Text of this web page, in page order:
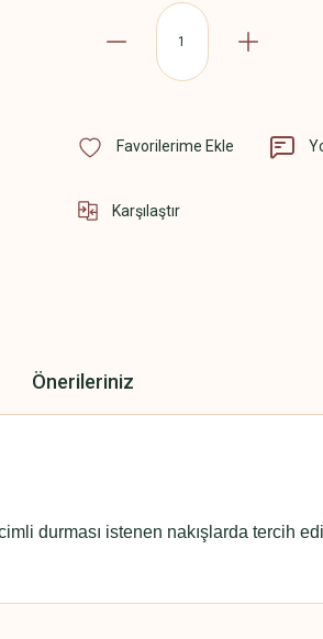
Karşılaştır
Önerileriniz
durması istenen nakışlarda tercih